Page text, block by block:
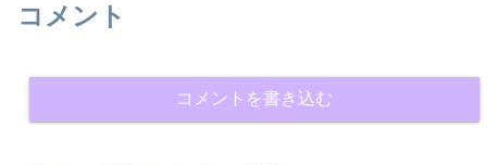
コメント
コメントを書き込む